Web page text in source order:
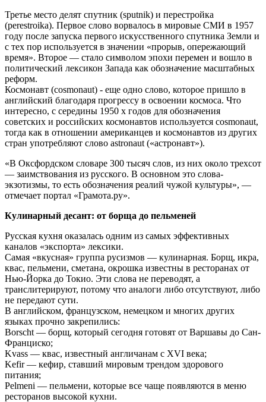
Третье место делят спутник (sputnik) и перестройка
(perestroika). Первое слово ворвалось в мировые СМИ в 1957
году после запуска первого искусственного спутника Земли и
с тех пор используется в значении «прорыв, опережающий
время». Второе — стало символом эпохи перемен и вошло в
политический лексикон Запада как обозначение масштабных
реформ.
Космонавт (сosmonaut) - еще одно слово, которое пришло в
английский благодаря прогрессу в освоении космоса. Что
интересно, с середины 1950 х годов для обозначения
советских и российских космонавтов используется cosmonaut,
тогда как в отношении американцев и космонавтов из других
стран употребляют слово astronaut («астронавт»).
«В Оксфордском словаре 300 тысяч слов, из них около трехсот
— заимствования из русского. В основном это слова-
экзотизмы, то есть обозначения реалий чужой культуры», —
отмечает портал «Грамота.ру».
Кулинарный десант: от борща до пельменей
Русская кухня оказалась одним из самых эффективных
каналов «экспорта» лексики.
Самая «вкусная» группа русизмов — кулинарная. Борщ, икра,
квас, пельмени, сметана, окрошка известны в ресторанах от
Нью-Йорка до Токио. Эти слова не переводят, а
транслитерируют, потому что аналоги либо отсутствуют, либо
не передают сути.
В английском, французском, немецком и многих других
языках прочно закрепились:
Borscht — борщ, который сегодня готовят от Варшавы до Сан-
Франциско;
Kvass — квас, известный англичанам с XVI века;
Kefir — кефир, ставший мировым трендом здорового
питания;
Pelmeni — пельмени, которые все чаще появляются в меню
ресторанов высокой кухни.